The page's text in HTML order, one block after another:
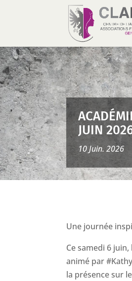
JUIN
10 Juin. 2026
Une journée
Ce samedi 6
animé par
la présence sur